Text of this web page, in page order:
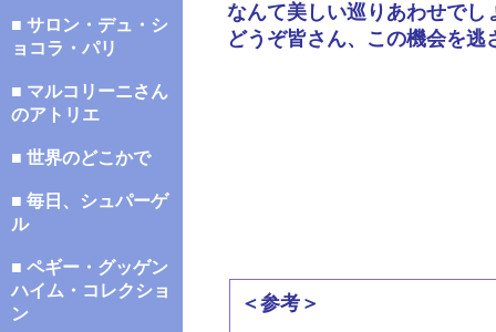
■ サロン・デュ・シ
ョコラ・パリ
■ マルコリーニさん
のアトリエ
■ 世界のどこかで
■ 毎日、シュパーゲ
ル
■ ペギー・グッゲン
ハイム・コレクショ
ン
なんて美しい巡りあわせでし
どうぞ皆さん、この機会を逃
＜参考＞